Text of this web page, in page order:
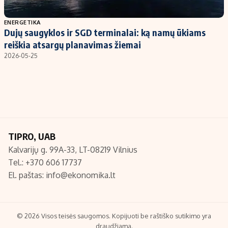
Populiarios temos
Investavimas
Akcijų rinka
Titulinis
Nedarbo išmokos skaičiuoklė
Redakcija
Turinio žymėjimo taisyklės
ENERGETIKA
Dujų saugyklos ir SGD terminalai: ką namų ūkiams
reiškia atsargų planavimas žiemai
2026-05-25
TIPRO, UAB
Kalvarijų g. 99A-33, LT-08219 Vilnius
Tel.: +370 606 17737
El. paštas: info@ekonomika.lt
© 2026 Visos teisės saugomos. Kopijuoti be raštiško sutikimo yra
draudžiama.